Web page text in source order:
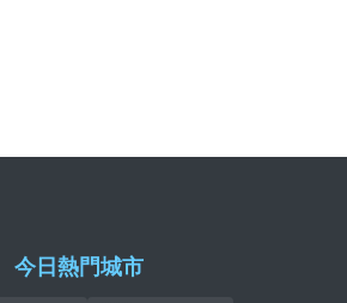
今日熱門城市